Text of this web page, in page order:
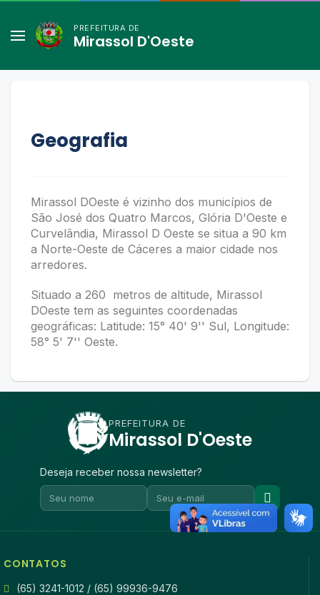
PREFEITURA DE
Mirassol D'Oeste
Geografia
Mirassol DOeste é vizinho dos municípios de
São José dos Quatro Marcos, Glória D'Oeste e
Curvelândia, Mirassol D Oeste se situa a 90 km
a Norte-Oeste de Cáceres a maior cidade nos
arredores.
Situado a 260 metros de altitude, Mirassol
DOeste tem as seguintes coordenadas
geográficas: Latitude: 15° 40' 9'' Sul, Longitude:
58° 5' 7'' Oeste.
PREFEITURA DE
Mirassol D'Oeste
Deseja receber nossa newsletter?
CONTATOS
(65) 3241-1012 / (65) 99936-9476